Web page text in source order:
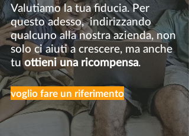
Valutiamo la tua fiducia. Per
questo adesso, indirizzando
qualcuno alla nostra azienda, non
solo ci aiuti a crescere, ma anche
tuottieni una ricompensa.
voglio fare un riferimento